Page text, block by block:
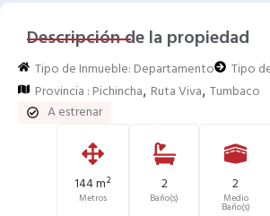
Descripción de la propiedad
Tipo de Inmueble: Departamento Tipo
Provincia : Pichincha, Ruta Viva, Tumbaco
A estrenar
144 m²
Metros
2
Baño(s)
2
Medio
Baño(s)